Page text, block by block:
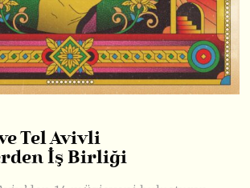
Tel Avivli
İş Birliği